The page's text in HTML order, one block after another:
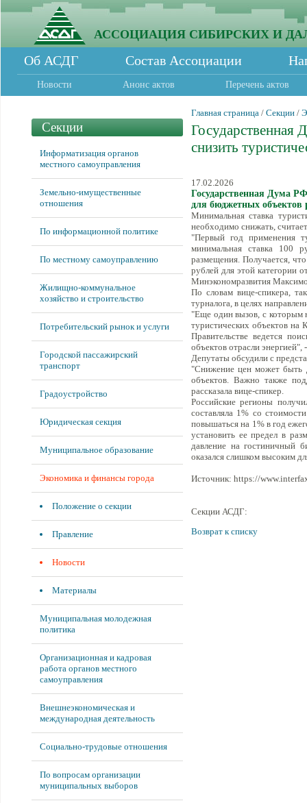
АССОЦИАЦИЯ СИБИРСКИХ И
Об АСДГ Состав Ассоциации
Новости Анонс актов Перечень актов
Секции
Информатизация органов
местного самоуправления
Земельно-имущественные
отношения
По информационной политике
По местному самоуправлению
Жилищно-коммунальное
хозяйство и строительство
Потребительский рынок и услуги
Городской пассажирский
транспорт
Градоустройство
Юридическая секция
Муниципальное образование
Экономика и финансы города
Положение о секции
Правление
Новости
Материалы
Муниципальная молодежная
политика
Организационная и кадровая
работа органов местного
самоуправления
Внешнеэкономическая и
международная деятельность
Социально-трудовые отношения
По вопросам организации
муниципальных выборов
Главная страница / Секции /
Государственная
снизить
17.02.2026
Государственная Дума
для бюджетных объектов
Минимальная ставка
необходимо снижать,
"Первый год применения
минимальная ставка 100
размещения. Получается,
рублей для этой категории
Минэкономразвития
По словам вице-спикера,
турналога, в целях
"Еще один вызов, с которым
туристических объектов на
Правительстве ведется
объектов отрасли
Депутаты обсудили с
"Снижение цен может быть
объектов. Важно также
рассказала вице-спикер.
Российские регионы
составляла 1% со
повышаться на 1% в год
установить ее предел в
давление на гостиничный
оказался слишком высоким
Источник: https://
Секции АСДГ:
Возврат к списку